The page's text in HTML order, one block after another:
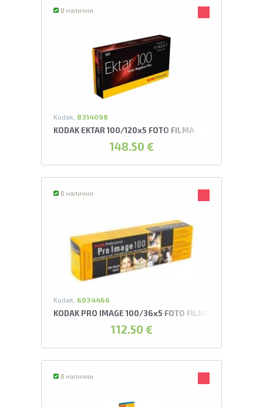
В наличии
Kodak, 8314098
KODAK EKTAR 100/120x5 FOTO FILMA
148.50 €
В наличии
Kodak, 6034466
KODAK PRO IMAGE 100/36x5 FOTO FILMA
112.50 €
В наличии